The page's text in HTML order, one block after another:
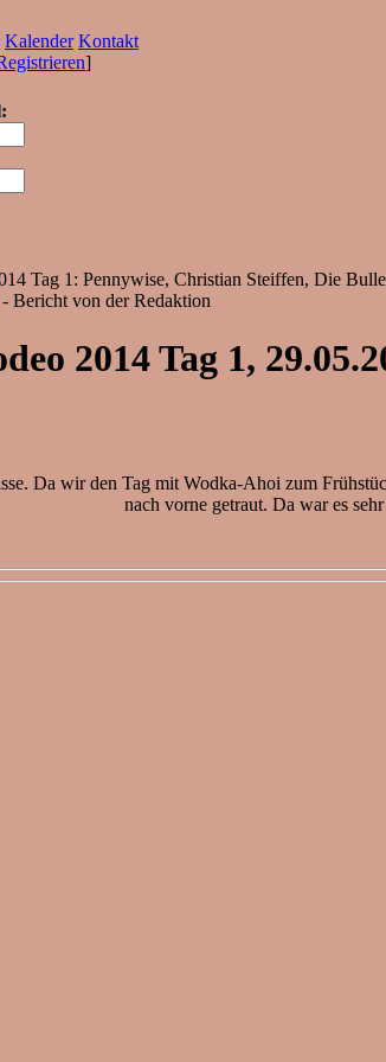
Kalender Kontakt
]
Tag 1: Pennywise, Christian Steiffen, Die
Bericht von der Redaktion
2014 Tag 1,
Da wir den Tag mit Wodka-Ahoi zum
nach vorne getraut. Da war es